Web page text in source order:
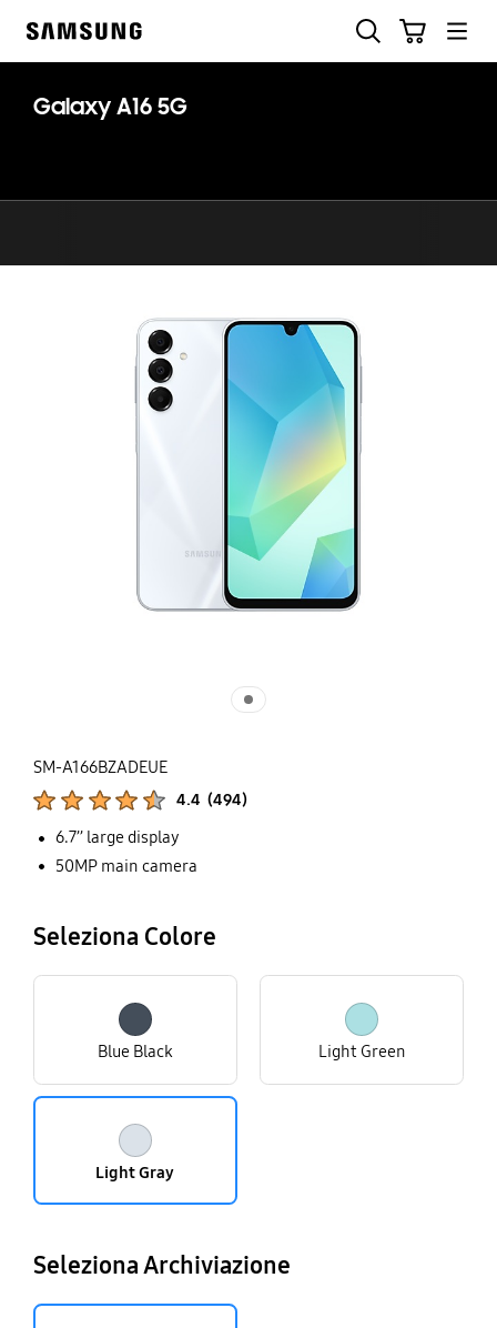
Galaxy A16 5G
SM-A166BZADEUE
4.4 (494)
6.7’’ large display
50MP main camera
Seleziona Colore
Blue Black Light Green
Light Gray
Seleziona Archiviazione